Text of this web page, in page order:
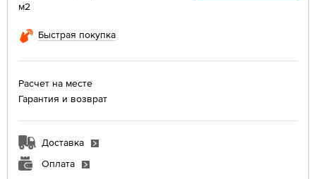
м2
Быстрая покупка
Расчет на месте
Гарантия и возврат
Доставка
Оплата